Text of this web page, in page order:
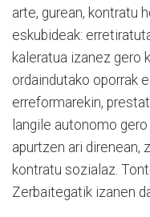
arte, gurean, kontratu
eskubideak:
kaleratua izanez gero
ordaindutako oporrak
erreformarekin,
langile autonomo
apurtzen ari direnean,
kontratu sozialaz.
Zerbaitegatik izanen